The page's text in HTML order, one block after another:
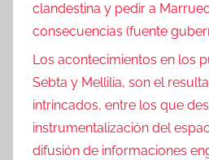
clandestina y pedir a
consecuencias (fuente
Los acontecimientos en los
Sebta y Mellilia, son el
intrincados, entre los que
instrumentalización del
difusión de informaciones